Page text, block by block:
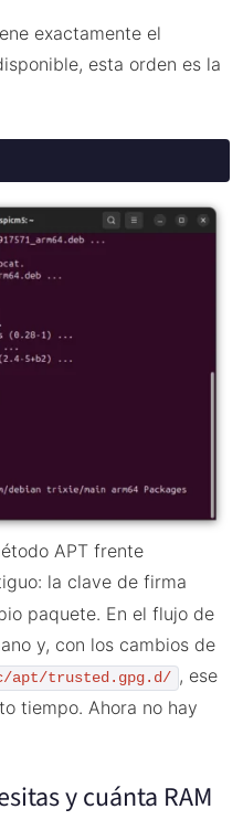
exactamente el
esta orden es la
APT frente
la clave de firma
paquete. En el flujo de
y, con los cambios de
apt/trusted.gpg.d/ , ese
tiempo. Ahora no hay
y cuánta RAM